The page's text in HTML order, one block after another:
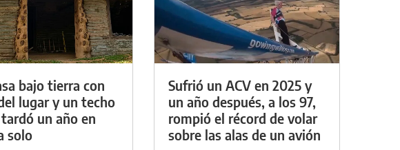
bajo tierra con
lugar y un techo
un año en
solo
Sufrió un ACV en 2025 y
un año después, a los 97,
rompió el récord de volar
sobre las alas de un avión